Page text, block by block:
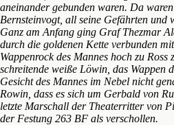
aneinander gebunden waren. Da
Bernsteinvogt, all seine Gefährten und
Ganz am Anfang ging Graf Thezmar
durch die goldenen Kette verbunden
Wappenrock des Mannes hoch zu
schreitende weiße Löwin, das Wappen
Gesicht des Mannes im Nebel nicht
Rowin, dass es sich um Gerbald von
letzte Marschall der Theaterritter von
der Festung 263 BF als verschollen.